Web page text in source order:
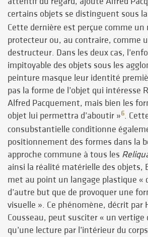
certains objets se distinguent sous
Cette dernière est perçue comme un
protecteur ou, au contraire, comme
destructeur. Dans les deux cas,
impitoyable des objets sous les
peinture masque leur identité
pas la forme de l’objet qui intéresse
Alfred Pacquement, mais bien les
objet lui permettra d’aboutir »6.
consubstantielle conditionne
positionnement des formes dans la
approche commune à tous les
ainsi la réalité matérielle des objets,
met au point un langage plastique «
d’autre but que de provoquer une
visuelle ». Ce phénomène, décrit par
Cousseau, peut susciter « un
qu’une lecture par l’intérieur du